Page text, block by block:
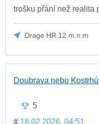
trošku přání než realita
Drage HR 12 m.n.m
Doubrava nebo
5
# 18.02.2026, 04:51